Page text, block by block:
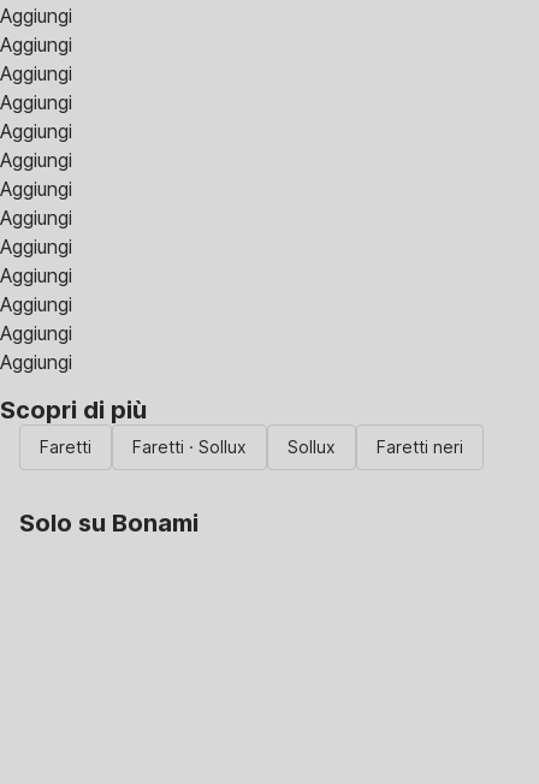
Aggiungi
Aggiungi
Aggiungi
Aggiungi
Aggiungi
Aggiungi
Aggiungi
Aggiungi
Aggiungi
Aggiungi
Aggiungi
Aggiungi
Aggiungi
Scopri di più
Faretti Faretti · Sollux Sollux Faretti neri
Solo su Bonami